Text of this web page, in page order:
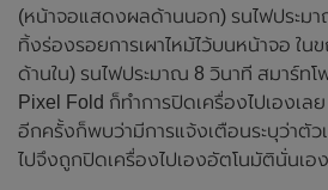
(หน้าจอแสดงผลด้านนอก) รนไฟประม
ทิ้งร่องรอยการเผาไหม้ไว้บนหน้าจอ ใ
ด้านใน) รนไฟประมาณ 8 วินาที สมาร์ท
Pixel Fold ก็ทำการปิดเครื่องไปเองเล
อีกครั้งก็พบว่ามีการแจ้งเตือนระบุว่าตั
ไปจึงถูกปิดเครื่องไปเองอัตโนมัตินั่นเอง